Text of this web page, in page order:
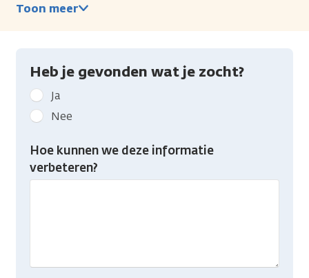
Toon meer
Heb je gevonden wat je zocht?
Geef
kanker.nl
feedback:
Heb
gevonden
Ja
Nee
Hoe kunnen we deze informatie
verbeteren?